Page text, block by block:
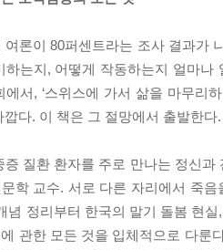
여론이 80퍼센트라는 조사 결과가
하는지, 어떻게 작동하는지 얼마나
에서, ‘스위스에 가서 삶을 마무리
깝다. 이 책은 그 절망에서 출발한다.
증 질환 환자를 주로 만나는 정신
학 교수. 서로 다른 자리에서 죽
념 정리부터 한국의 말기 돌봄 현
관한 모든 것을 입체적으로 다룬